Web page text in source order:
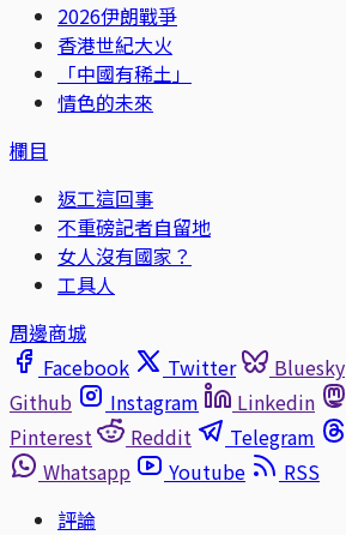
2026伊朗戰爭
香港世紀大火
「中國有稀土」
情色的未來
欄目
返工這回事
不重磅記者自留地
女人沒有國家？
工具人
周邊商城
Facebook
Twitter Bluesky
Github
Instagram Linkedin
Pinterest
Reddit Telegram
Whatsapp
Youtube
RSS
評論